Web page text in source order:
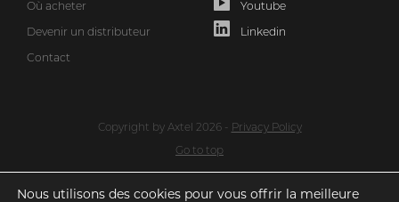
Où acheter
Devenir un distributeur
Contact
Youtube
Linkedin
Copyright by Axtel 2026 - Privacy Policy
Go to top
Nous utilisons des cookies pour vous offrir la meilleure